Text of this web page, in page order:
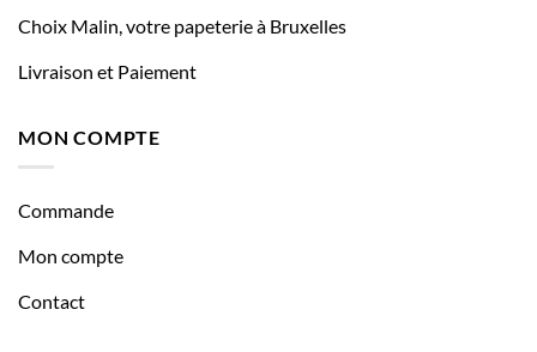
Choix Malin, votre papeterie à Bruxelles
Livraison et Paiement
MON COMPTE
Commande
Mon compte
Contact